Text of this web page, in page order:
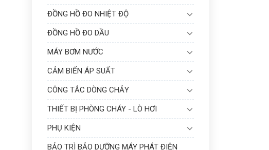
ĐỒNG HỒ ĐO NHIỆT ĐỘ
ĐỒNG HỒ ĐO DẦU
MÁY BƠM NƯỚC
CẢM BIẾN ÁP SUẤT
CÔNG TẮC DÒNG CHẢY
THIẾT BỊ PHÒNG CHÁY - LÒ HƠI
PHỤ KIỆN
BẢO TRÌ BẢO DƯỠNG MÁY PHÁT ĐIỆN